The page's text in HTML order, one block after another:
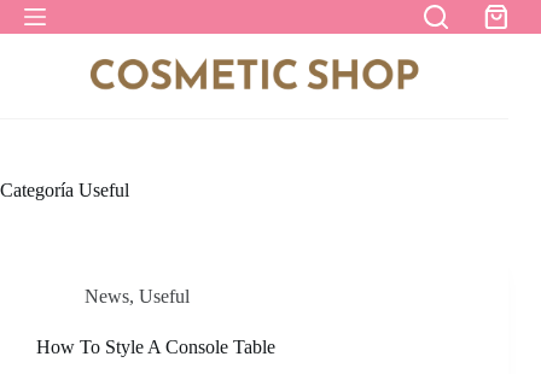
Saltar
al
Carro
Categoría Useful
News, Useful
How To Style A Console Table